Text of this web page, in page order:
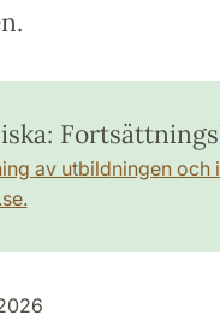
av utbildningen och